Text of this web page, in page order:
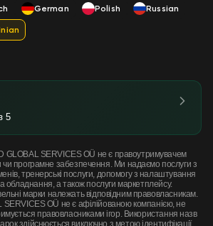
German Polish
Russian
5
GLOBAL SERVICES OÜ не є правоутримувачем
чи програмне забезпечення. Ми надаємо послуги з
тренерські послуги, допомогу з налаштування
обладнання, а також послуги маркетплейсу.
марки належать відповідним правовласникам.
OÜ не є афілійованою компанією, не
правовласниками ігор. Використання назв
здійснюється виключно з метою ідентифікації